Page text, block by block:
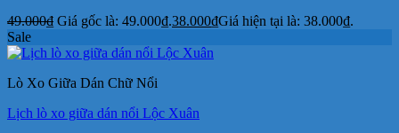
49.000₫ Giá gốc là: 49.000₫.38.000₫Giá hiện tại là: 38.000₫.
Sale
Lò Xo Giữa Dán Chữ Nổi
Lịch lò xo giữa dán nổi Lộc Xuân